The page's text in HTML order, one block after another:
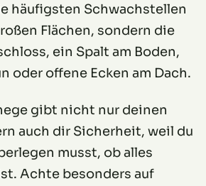
häufigsten Schwachstellen
Flächen, sondern die
ein Spalt am Boden,
oder offene Ecken am Dach.
gibt nicht nur deinen
auch dir Sicherheit, weil du
musst, ob alles
Achte besonders auf